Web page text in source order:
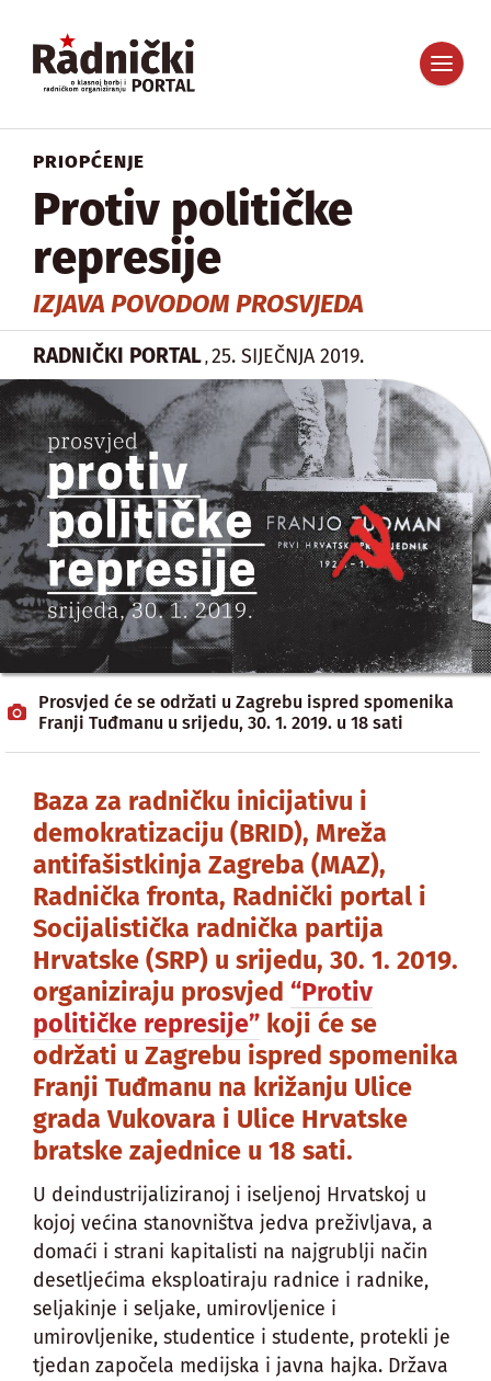
PRIOPĆENJE
Protiv političke
represije
IZJAVA POVODOM PROSVJEDA
RADNIČKI PORTAL , 25. SIJEČNJA 2019.
Prosvjed će se održati u Zagrebu ispred spomenika
Franji Tuđmanu u srijedu, 30. 1. 2019. u 18 sati
Baza za radničku inicijativu i
demokratizaciju (BRID), Mreža
antifašistkinja Zagreba (MAZ),
Radnička fronta, Radnički portal i
Socijalistička radnička partija
Hrvatske (SRP) u srijedu, 30. 1. 2019.
organiziraju prosvjed “Protiv
političke represije” koji će se
održati u Zagrebu ispred spomenika
Franji Tuđmanu na križanju Ulice
grada Vukovara i Ulice Hrvatske
bratske zajednice u 18 sati.
U deindustrijaliziranoj i iseljenoj Hrvatskoj u
kojoj većina stanovništva jedva preživljava, a
domaći i strani kapitalisti na najgrublji način
desetljećima eksploatiraju radnice i radnike,
seljakinje i seljake, umirovljenice i
umirovljenike, studentice i studente, protekli je
tjedan započela medijska i javna hajka. Država